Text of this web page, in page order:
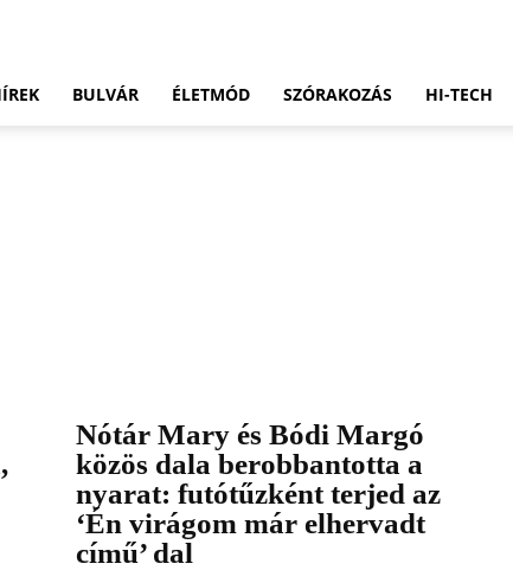
BULVÁR ÉLETMÓD SZÓRAKOZÁS HI-TECH
Nótár Mary és Bódi Margó
közös dala berobbantotta a
nyarat: futótűzként terjed az
‘Én virágom már elhervadt
című’ dal